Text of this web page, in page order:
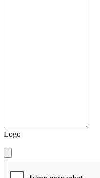
Logo